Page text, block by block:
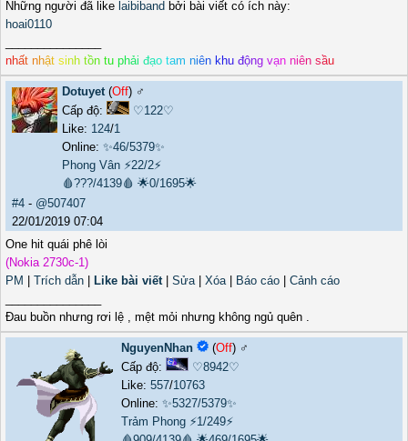
Những người đã like laibiband bởi bài viết có ích này:
hoai0110
nhất nhật sinh tồn tu phải đạo tam niên khu động vạn niên sầu
Dotuyet(Off) ♂️
Cấp độ:
♡122♡
Like: 124/1
Online: ✨46/5379✨
Phong Vân ⚡22/2⚡
🩸???/4139🩸 🌟0/1695🌟
#4 - @507407
22/01/2019 07:04
One hit quái phê lòi
(Nokia 2730c-1)
PM
Trích dẫn Like bài viết| Sửa| Xóa| Báo cáo
Cảnh cáo
Đau buồn nhưng rơi lệ , mệt mỏi nhưng không ngủ quên .
NguyenNhan (Off) ♂️
Cấp độ:
♡8942♡
Like:557/10763
Online:✨5327/5379✨
Trảm Phong ⚡1/249⚡